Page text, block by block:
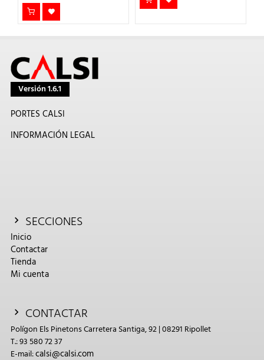
Versión 1.6.1
PORTES CALSI
INFORMACIÓN LEGAL
SECCIONES
Inicio
Contactar
Tienda
Mi cuenta
CONTACTAR
Polígon Els Pinetons Carretera Santiga, 92 | 08291 Ripollet
T.: 93 580 72 37
E-mail:calsi@calsi.com